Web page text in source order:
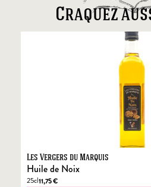
Craquez
Les Vergers du Marquis
Huile de Noix
25cl11,75€